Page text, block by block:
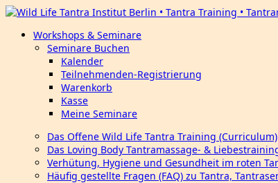
Workshops & Seminare
Seminare Buchen
Kalender
Teilnehmenden-Registrierung
Warenkorb
Kasse
Meine Seminare
Das Offene Wild Life Tantra Training (Curriculum)
Das Loving Body Tantramassage- &
Verhütung, Hygiene und Gesundheit im roten
Häufig gestellte Fragen (FAQ) zu Tantra,